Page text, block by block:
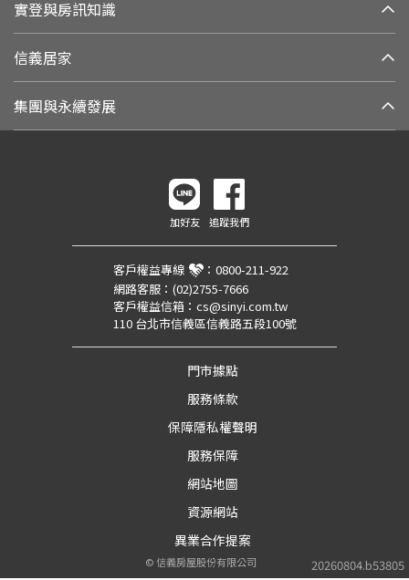
實登與房訊知識
信義居家
集團與永續發展
20260804.b53805
加好友 追蹤我們
客戶權益專線 ： 0800-211-922
網路客服： (02)2755-7666
客戶權益信箱： cs@sinyi.com.tw
110 台北市信義區信義路五段100號
門市據點
服務條款
保障隱私權聲明
服務保障
網站地圖
資源網站
異業合作提案
©信義房屋股份有限公司